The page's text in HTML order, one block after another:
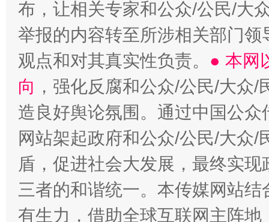
布，让相关专家和公众/公民/大
举报的内容转至所涉相关部门
观点和对其真实性负责。 ● 本网
向 ，强化反腐和公众/公民/大众
造良好舆论氛围。通过中国公
网站架起政府和公众/公民/大众
盾，促进社会大发展，最终实
三者的和谐统一。本传媒网站
有生力，借助全球互联网主阵